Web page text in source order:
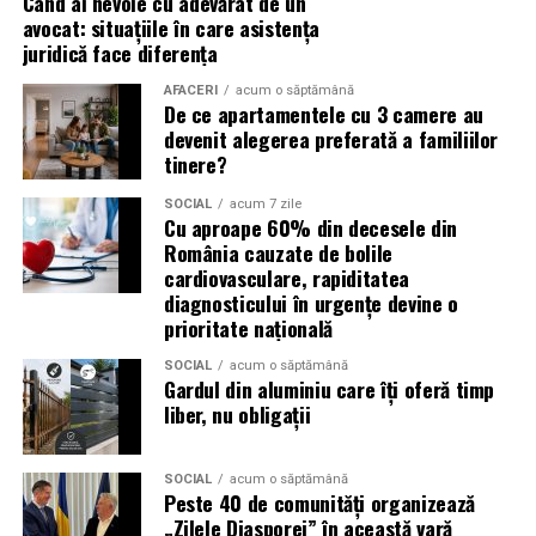
Un ulei formulat pentru utilizarea cu DPF contribuie la:
reducerea acumulării de reziduuri;
protejarea filtrului de particule;
funcționarea eficientă a sistemului antipoluare.
Acest aspect este esențial pentru reducerea riscului
unor reparații costisitoare.
Avantajele Ravenol VMP USVO 5W30
Printre cele mai importante avantaje se numără:
tehnologie USVO;
stabilitate termică ridicată;
rezistență la oxidare;
protecție împotriva uzurii;
(Advertorial)
avocat: situațiile în care asistența
juridică face diferența
AFACERI acum o săptămână
De ce apartamentele cu 3 camere au
devenit alegerea preferată a familiilor
tinere?
SOCIAL acum 7 zile
Cu aproape 60% din decesele din
România cauzate de bolile
cardiovasculare, rapiditatea
diagnosticului în urgențe devine o
prioritate națională
SOCIAL acum o săptămână
Gardul din aluminiu care îți oferă timp
liber, nu obligații
SOCIAL acum o săptămână
Peste 40 de comunități organizează
„Zilele Diasporei” în această vară